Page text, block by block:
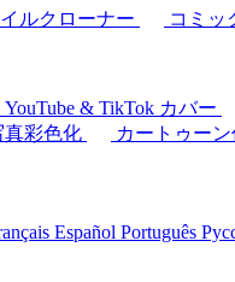
ルクローナー コミッ
YouTube & TikTok カバー
真彩色化 カートゥー
Español Português